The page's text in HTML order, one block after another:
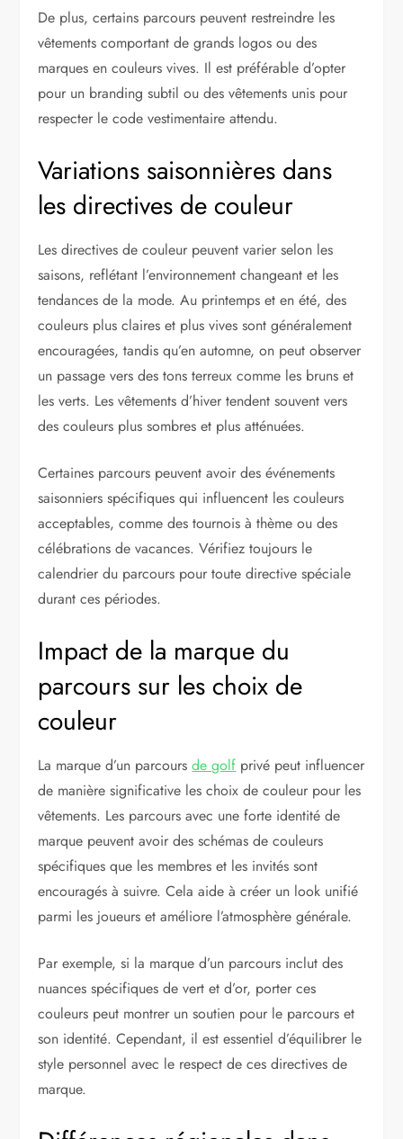
De plus, certains parcours peuvent restreindre les
vêtements comportant de grands logos ou des
marques en couleurs vives. Il est préférable d’opter
pour un branding subtil ou des vêtements unis pour
respecter le code vestimentaire attendu.
Variations saisonnières dans
les directives de couleur
Les directives de couleur peuvent varier selon les
saisons, reflétant l’environnement changeant et les
tendances de la mode. Au printemps et en été, des
couleurs plus claires et plus vives sont généralement
encouragées, tandis qu’en automne, on peut observer
un passage vers des tons terreux comme les bruns et
les verts. Les vêtements d’hiver tendent souvent vers
des couleurs plus sombres et plus atténuées.
Certaines parcours peuvent avoir des événements
saisonniers spécifiques qui influencent les couleurs
acceptables, comme des tournois à thème ou des
célébrations de vacances. Vérifiez toujours le
calendrier du parcours pour toute directive spéciale
durant ces périodes.
Impact de la marque du
parcours sur les choix de
couleur
La marque d’un parcoursde golf privé peut influencer
de manière significative les choix de couleur pour les
vêtements. Les parcours avec une forte identité de
marque peuvent avoir des schémas de couleurs
spécifiques que les membres et les invités sont
encouragés à suivre. Cela aide à créer un look unifié
parmi les joueurs et améliore l’atmosphère générale.
Par exemple, si la marque d’un parcours inclut des
nuances spécifiques de vert et d’or, porter ces
couleurs peut montrer un soutien pour le parcours et
son identité. Cependant, il est essentiel d’équilibrer le
style personnel avec le respect de ces directives de
marque.